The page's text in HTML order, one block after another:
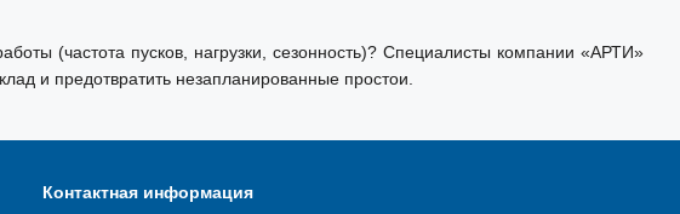
(частота пусков, нагрузки, сезонность)? Специалисты компании «АРТИ»
и предотвратить незапланированные простои.
Контактная информация